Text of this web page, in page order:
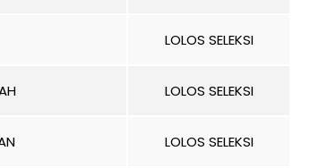
LOLOS SELEKSI
LOLOS SELEKSI
LOLOS SELEKSI